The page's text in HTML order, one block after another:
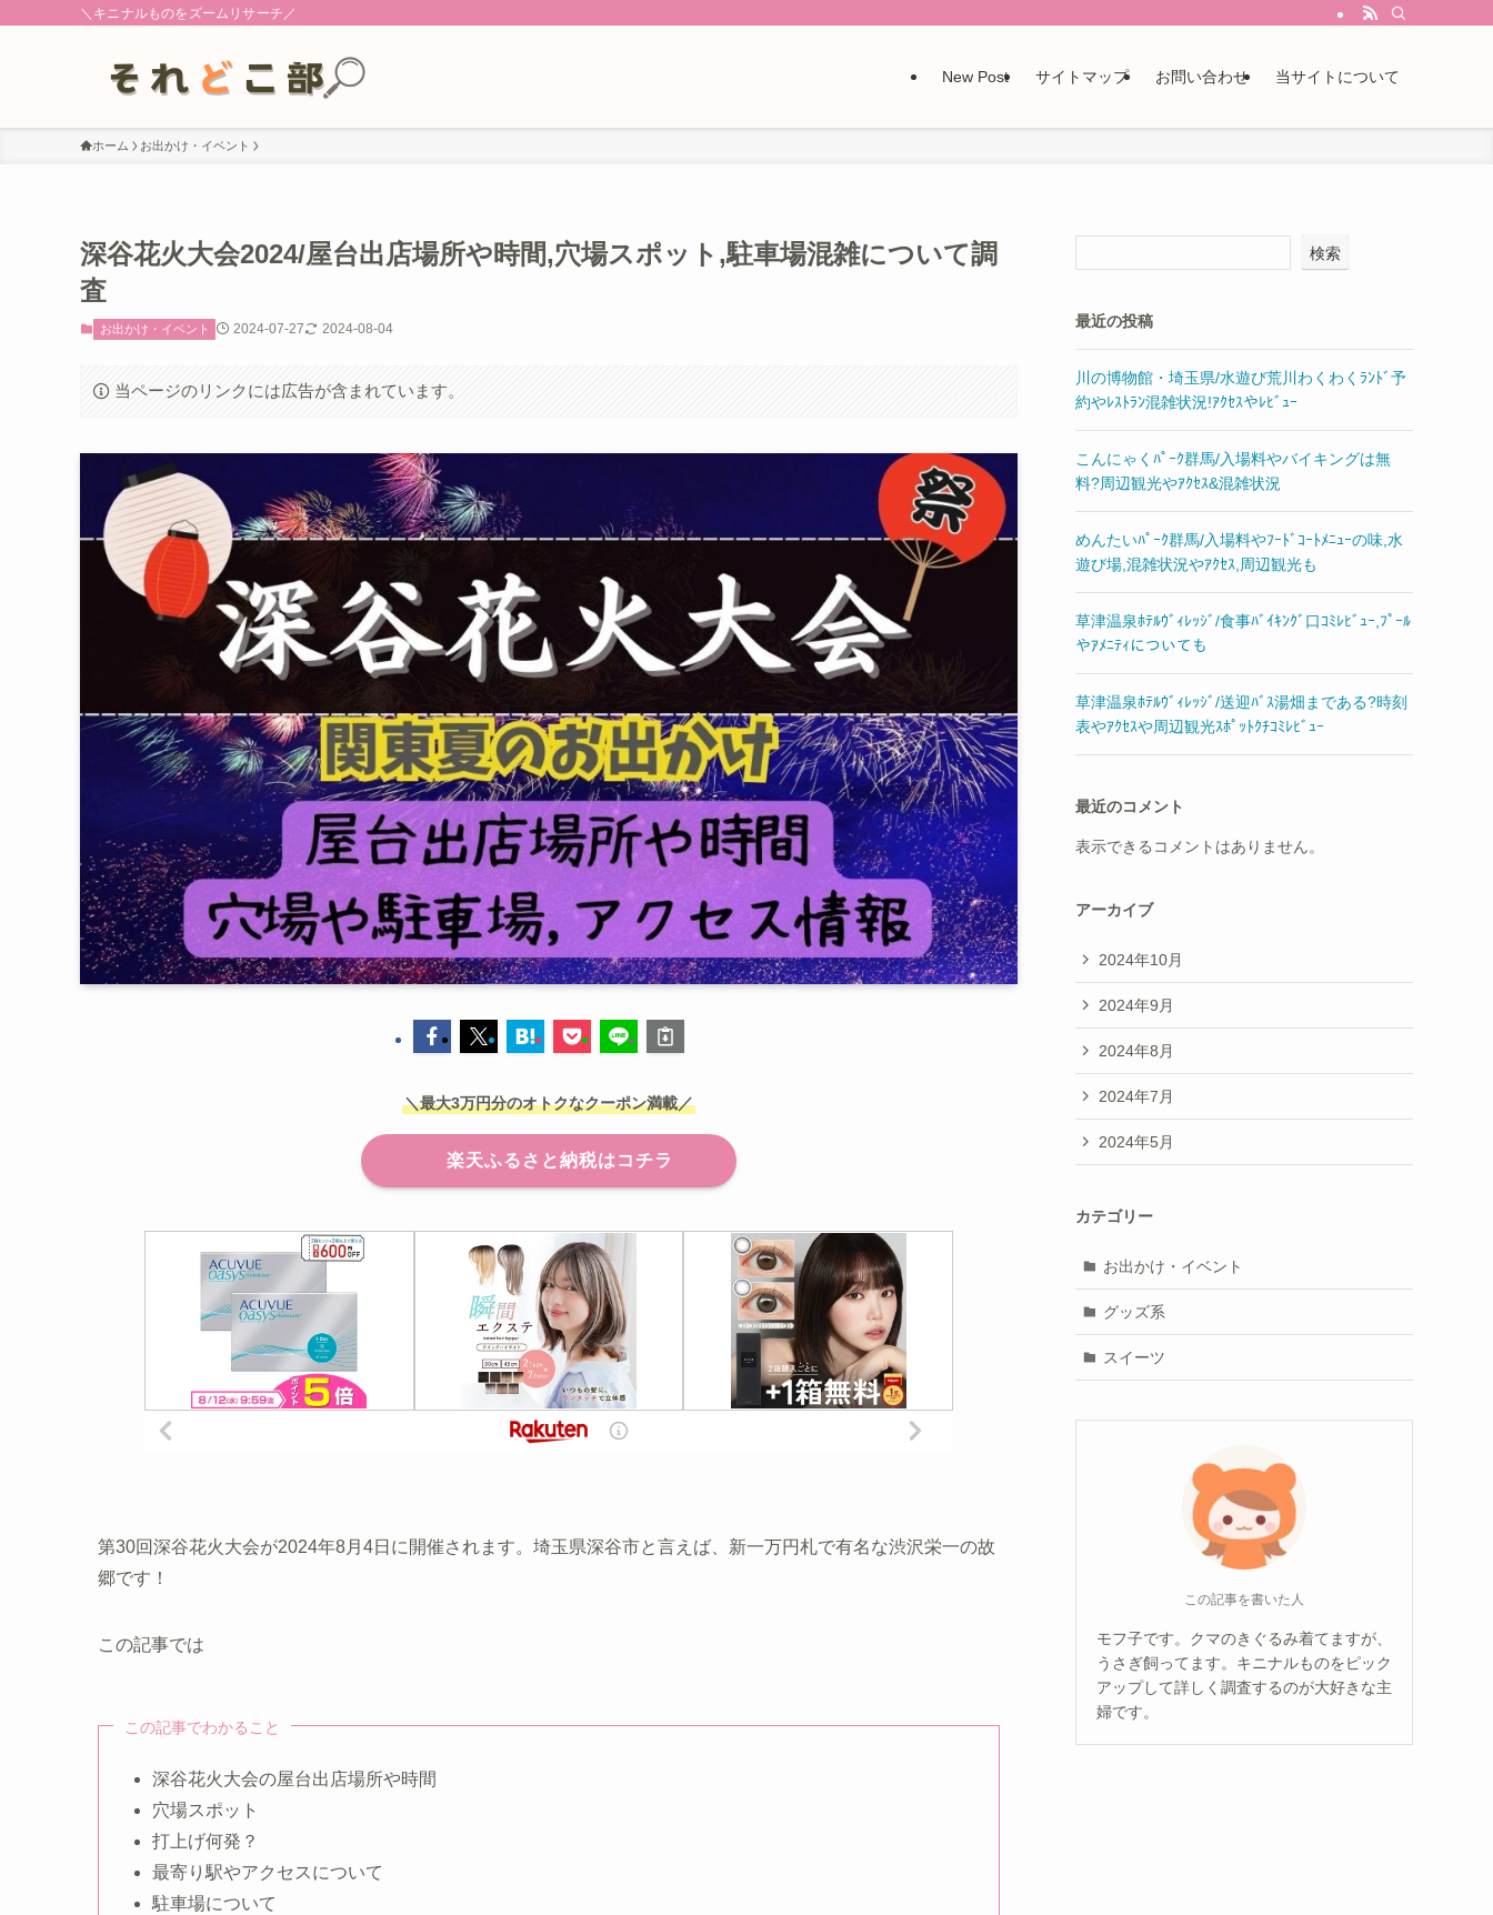
＼キニナルものをズームリサーチ／
New Post サイトマップ お問い合わせ 当サイトについて
ホーム お出かけ・イベント
深谷花火大会2024/屋台出店場所や時間,穴場スポット,駐車場混雑について調
査
お出かけ・イベント 2024-07-27 2024-08-04
当ページのリンクには広告が含まれています。
＼最大3万円分のオトクなクーポン満載／
楽天ふるさと納税はコチラ
第30回深谷花火大会が2024年8月4日に開催されます。埼玉県深谷市と言えば、新一万円札で有名な渋沢栄一の故
郷です！
この記事では
この記事でわかること
深谷花火大会の屋台出店場所や時間
穴場スポット
打上げ何発？
最寄り駅やアクセスについて
駐車場について
検索
最近の投稿
川の博物館・埼玉県/水遊び荒川わくわくﾗﾝﾄﾞ予
約やﾚｽﾄﾗﾝ混雑状況!ｱｸｾｽやﾚﾋﾞｭｰ
こんにゃくﾊﾟｰｸ群馬/入場料やバイキングは無
料?周辺観光やｱｸｾｽ&混雑状況
めんたいﾊﾟｰｸ群馬/入場料やﾌｰﾄﾞｺｰﾄﾒﾆｭｰの味,水
遊び場,混雑状況やｱｸｾｽ,周辺観光も
草津温泉ﾎﾃﾙｳﾞｨﾚｯｼﾞ/食事ﾊﾞｲｷﾝｸﾞ口ｺﾐﾚﾋﾞｭｰ,ﾌﾟｰﾙ
やｱﾒﾆﾃｨについても
草津温泉ﾎﾃﾙｳﾞｨﾚｯｼﾞ/送迎ﾊﾞｽ湯畑まである?時刻
表やｱｸｾｽや周辺観光ｽﾎﾟｯﾄｸﾁｺﾐﾚﾋﾞｭｰ
最近のコメント
表示できるコメントはありません。
アーカイブ
2024年10月
2024年9月
2024年8月
2024年7月
2024年5月
カテゴリー
お出かけ・イベント
グッズ系
スイーツ
この記事を書いた人
モフ子です。クマのきぐるみ着てますが、
うさぎ飼ってます。キニナルものをピック
アップして詳しく調査するのが大好きな主
婦です。